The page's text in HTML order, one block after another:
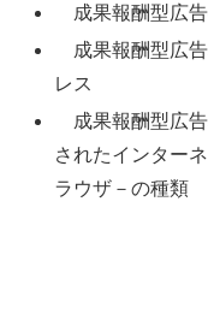
成果報酬型広告
成果報酬型広告
レス
成果報酬型広告
されたインター
ラウザ－の種類